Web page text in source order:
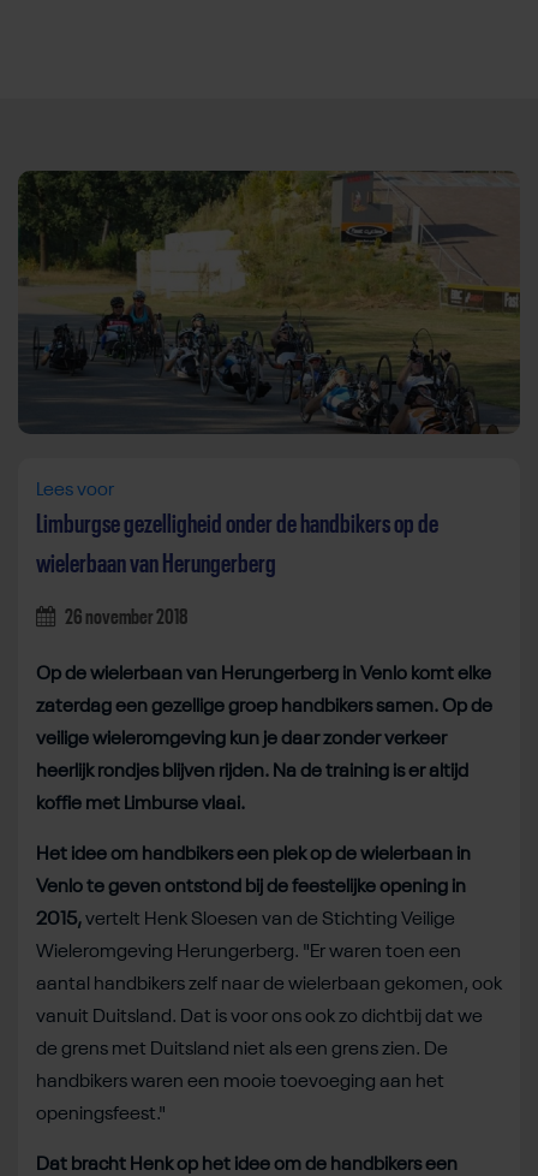
Direct door naar content
Lees voor
Limburgse gezelligheid onder de handbikers op de
wielerbaan van Herungerberg
26 november 2018
Op de wielerbaan van Herungerberg in Venlo komt elke
zaterdag een gezellige groep handbikers samen. Op de
veilige wieleromgeving kun je daar zonder verkeer
heerlijk rondjes blijven rijden. Na de training is er altijd
koffie met Limburse vlaai.
Het idee om handbikers een plek op de wielerbaan in
Venlo te geven ontstond bij de feestelijke opening in
2015,vertelt Henk Sloesen van de Stichting Veilige
Wieleromgeving Herungerberg. "Er waren toen een
aantal handbikers zelf naar de wielerbaan gekomen, ook
vanuit Duitsland. Dat is voor ons ook zo dichtbij dat we
de grens met Duitsland niet als een grens zien. De
handbikers waren een mooie toevoeging aan het
openingsfeest."
Dat bracht Henk op het idee om de handbikers een